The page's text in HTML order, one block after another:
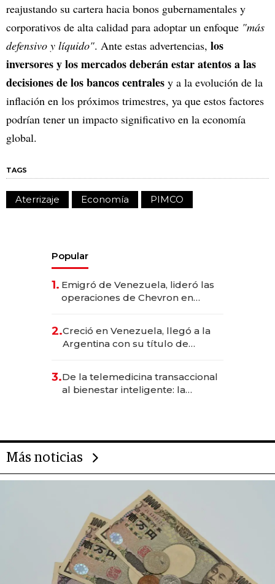
reajustando su cartera hacia bonos gubernamentales y
corporativos de alta calidad para adoptar un enfoque "más
defensivo y líquido". Ante estas advertencias, los
inversores y los mercados deberán estar atentos a las
decisiones de los bancos centrales y a la evolución de la
inflación en los próximos trimestres, ya que estos factores
podrían tener un impacto significativo en la economía
global.
TAGS
Aterrizaje Economía PIMCO
Popular
1. Emigró de Venezuela, lideró las
operaciones de Chevron en
2.Creció en Venezuela, llegó a la
Argentina con su título de
las marcas "fast premium"
3.De la telemedicina transaccional
al bienestar inteligente: la
Más noticias